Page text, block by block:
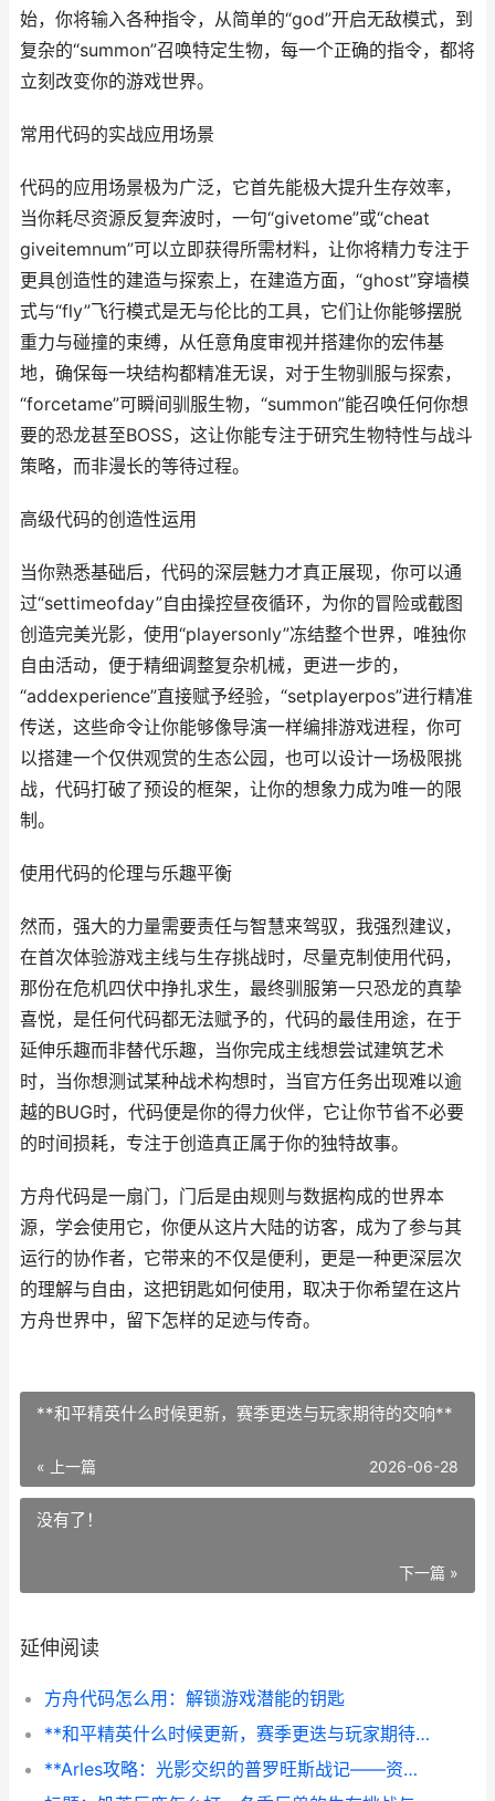
始，你将输入各种指令，从简单的“god”开启无敌模式，到
复杂的“summon”召唤特定生物，每一个正确的指令，都将
立刻改变你的游戏世界。
常用代码的实战应用场景
代码的应用场景极为广泛，它首先能极大提升生存效率，
当你耗尽资源反复奔波时，一句“givetome”或“cheat
giveitemnum”可以立即获得所需材料，让你将精力专注于
更具创造性的建造与探索上，在建造方面，“ghost”穿墙模
式与“fly”飞行模式是无与伦比的工具，它们让你能够摆脱
重力与碰撞的束缚，从任意角度审视并搭建你的宏伟基
地，确保每一块结构都精准无误，对于生物驯服与探索，
“forcetame”可瞬间驯服生物，“summon”能召唤任何你想
要的恐龙甚至BOSS，这让你能专注于研究生物特性与战斗
策略，而非漫长的等待过程。
高级代码的创造性运用
当你熟悉基础后，代码的深层魅力才真正展现，你可以通
过“settimeofday”自由操控昼夜循环，为你的冒险或截图
创造完美光影，使用“playersonly”冻结整个世界，唯独你
自由活动，便于精细调整复杂机械，更进一步的，
“addexperience”直接赋予经验，“setplayerpos”进行精准
传送，这些命令让你能够像导演一样编排游戏进程，你可
以搭建一个仅供观赏的生态公园，也可以设计一场极限挑
战，代码打破了预设的框架，让你的想象力成为唯一的限
制。
使用代码的伦理与乐趣平衡
然而，强大的力量需要责任与智慧来驾驭，我强烈建议，
在首次体验游戏主线与生存挑战时，尽量克制使用代码，
那份在危机四伏中挣扎求生，最终驯服第一只恐龙的真挚
喜悦，是任何代码都无法赋予的，代码的最佳用途，在于
延伸乐趣而非替代乐趣，当你完成主线想尝试建筑艺术
时，当你想测试某种战术构想时，当官方任务出现难以逾
越的BUG时，代码便是你的得力伙伴，它让你节省不必要
的时间损耗，专注于创造真正属于你的独特故事。
方舟代码是一扇门，门后是由规则与数据构成的世界本
源，学会使用它，你便从这片大陆的访客，成为了参与其
运行的协作者，它带来的不仅是便利，更是一种更深层次
的理解与自由，这把钥匙如何使用，取决于你希望在这片
方舟世界中，留下怎样的足迹与传奇。
**和平精英什么时候更新，赛季更迭与玩家期待的交响**
« 上一篇 2026-06-28
没有了！
下一篇 »
延伸阅读
方舟代码怎么用：解锁游戏潜能的钥匙
**和平精英什么时候更新，赛季更迭与玩家期待的交响**
**Arles攻略：光影交织的普罗旺斯战记——资深玩家深度解析**